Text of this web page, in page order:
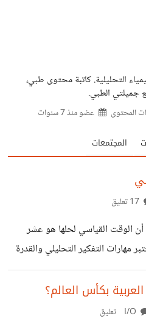
التحليلية. كاتبة محتوى طبي،
الطبي.
عضو منذ7 سنوات
المجتمعات
الوقت القياسي لحلها هو عشر
مهارات التفكير التحليلي والقدرة
المنطقي، ورقة وقلم وابدأ، ومن
والنتيجة. المعضلة كالتالي:
من يملك الحمار الوحشي؟ 1- هناك خمسة منازل، لكل منها باب
بكأس العالم؟